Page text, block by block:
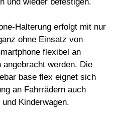
Halterung erfolgt mit nur
ohne Einsatz von
flexibel an
werden. Die
base flex eignet sich
an Fahrrädern auch
Kinderwagen.